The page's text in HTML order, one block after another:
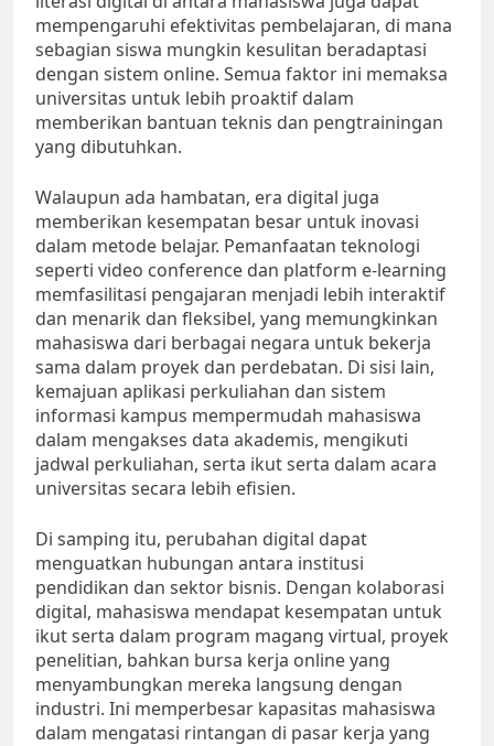
mempengaruhi efektivitas pembelajaran, di mana
sebagian siswa mungkin kesulitan beradaptasi
dengan sistem online. Semua faktor ini memaksa
universitas untuk lebih proaktif dalam
memberikan bantuan teknis dan pengtrainingan
yang dibutuhkan.
Walaupun ada hambatan, era digital juga
memberikan kesempatan besar untuk inovasi
dalam metode belajar. Pemanfaatan teknologi
seperti video conference dan platform e-learning
memfasilitasi pengajaran menjadi lebih interaktif
dan menarik dan fleksibel, yang memungkinkan
mahasiswa dari berbagai negara untuk bekerja
sama dalam proyek dan perdebatan. Di sisi lain,
kemajuan aplikasi perkuliahan dan sistem
informasi kampus mempermudah mahasiswa
dalam mengakses data akademis, mengikuti
jadwal perkuliahan, serta ikut serta dalam acara
universitas secara lebih efisien.
Di samping itu, perubahan digital dapat
menguatkan hubungan antara institusi
pendidikan dan sektor bisnis. Dengan kolaborasi
digital, mahasiswa mendapat kesempatan untuk
ikut serta dalam program magang virtual, proyek
penelitian, bahkan bursa kerja online yang
menyambungkan mereka langsung dengan
industri. Ini memperbesar kapasitas mahasiswa
dalam mengatasi rintangan di pasar kerja yang